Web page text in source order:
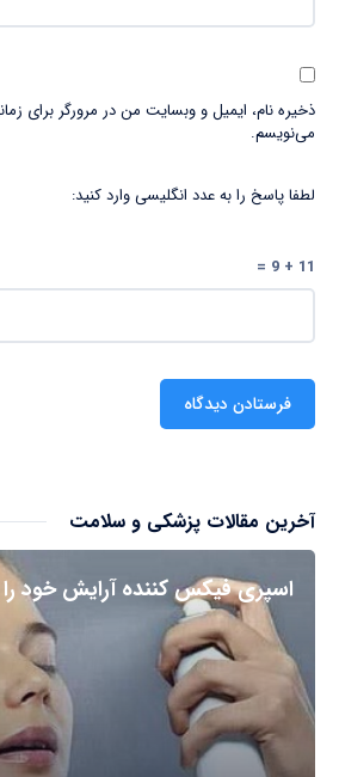
ذخیره نام، ایمیل و وبسایت من در مرورگر برای
می‌نویسم.
لطفا پاسخ را به عدد انگلیسی وارد کنید:
11 + 9 =
آخرین مقالات پزشکی و سلامت
اسپری فیکس کننده آرایش خود را